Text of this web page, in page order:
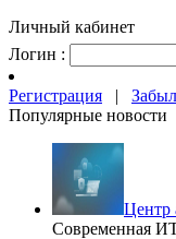
Личный кабинет
Логин :
Регистрация |
Популярные новости
Центр
Современная